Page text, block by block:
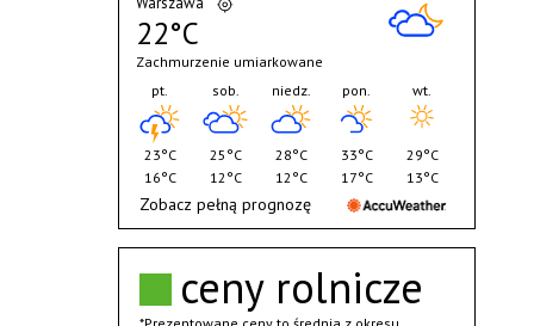
ceny rolnicze
22°C
Zachmurzenie umiarkowane
pt.
23°C
16°C
sob.
25°C
12°C
niedz.
28°C
12°C
pon.
33°C
17°C
wt.
29°C
13°C
Zobacz pełną prognozę